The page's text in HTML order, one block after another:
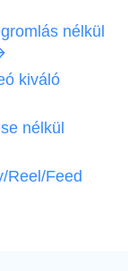
nélkül
kiváló
nélkül
Reel/Feed